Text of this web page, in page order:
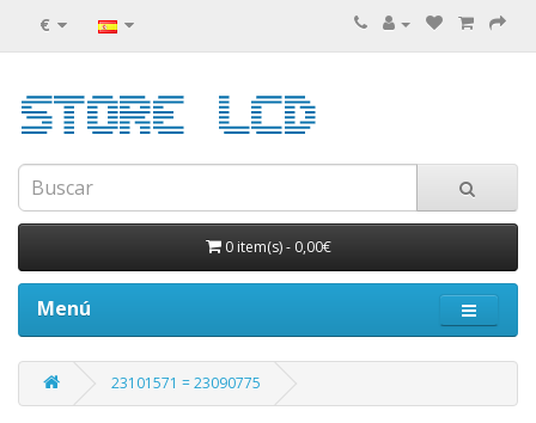
€
0 item(s)- 0,00€
Menú
23101571 = 23090775